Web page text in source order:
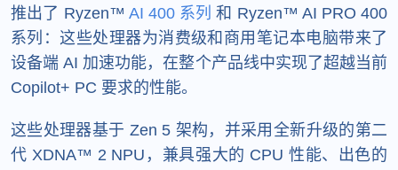
推出了 Ryzen™ AI 400 系列 和 Ryzen™ AI PRO 400
系列：这些处理器为消费级和商用笔记本电脑带来了
设备端 AI 加速功能，在整个产品线中实现了超越当前
Copilot+ PC 要求的性能。
这些处理器基于 Zen 5 架构，并采用全新升级的第二
代 XDNA™ 2 NPU，兼具强大的 CPU 性能、出色的